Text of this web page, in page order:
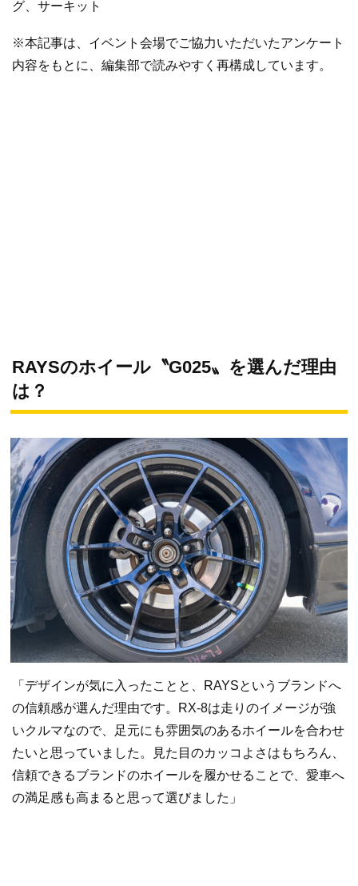
グ、サーキット
※本記事は、イベント会場でご協力いただいたアンケート
内容をもとに、編集部で読みやすく再構成しています。
RAYSのホイール〝G025〟を選んだ理由
は？
「デザインが気に入ったことと、RAYSというブランドへ
の信頼感が選んだ理由です。RX-8は走りのイメージが強
いクルマなので、足元にも雰囲気のあるホイールを合わせ
たいと思っていました。見た目のカッコよさはもちろん、
信頼できるブランドのホイールを履かせることで、愛車へ
の満足感も高まると思って選びました」